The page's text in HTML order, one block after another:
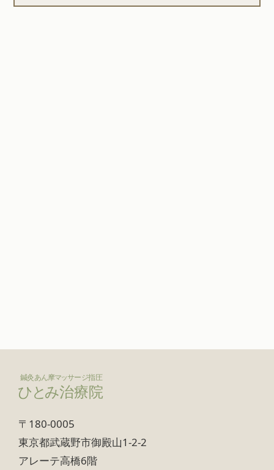
〒180-0005
東京都武蔵野市御殿山1-2-2
アレーテ高橋6階